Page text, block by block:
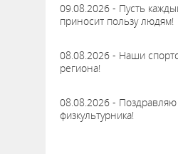
09.08.2026 - Пусть
приносит пользу людям!
08.08.2026 - Наши
региона!
08.08.2026 -
физкультурника!